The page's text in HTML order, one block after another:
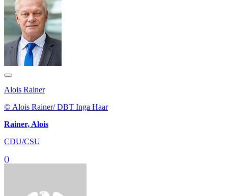
Alois Rainer
© Alois Rainer/ DBT Inga Haar
Rainer, Alois
CDU/CSU
()